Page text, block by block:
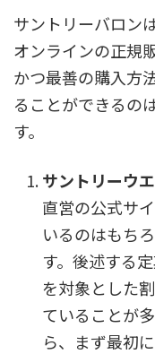
サントリーバロン
オンラインの正規
かつ最善の購入方
ることができるの
す。
サントリーウ
直営の公式サ
いるのはもち
す。後述する
を対象とした
ていることが
ら、まず最初